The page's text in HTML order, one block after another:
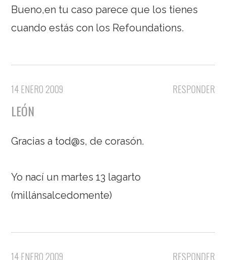
Bueno,en tu caso parece que los tienes
cuando estás con los Refoundations.
RESPONDER
14 ENERO 2009
LEÓN
Gracias a tod@s, de corasón.
Yo nací un martes 13 lagarto
(millánsalcedomente)
RESPONDER
14 ENERO 2009